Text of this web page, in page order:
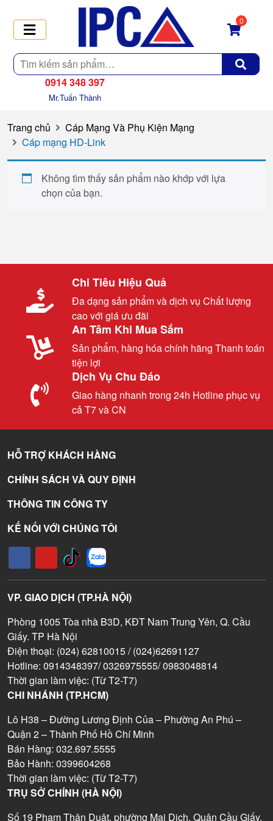
Tìm
kiếm
0
0914 348 397
Mr.Tuấn Thành
Trang chủ
Cáp Mạng Và Phụ Kiện Mạng
Cáp mạng HD-Link
Không tìm thấy sản phẩm nào khớp với lựa
chọn của bạn.
Chi Tiêu Hiệu Quả
Đa dạng sản phẩm và dịch vụ Chất lượng
cao với giá ưu đãi
An Tâm Khi Mua Sắm
Sản phẩm, hàng hóa chính hãng Thanh toán
tiện lợi
Dịch Vụ Chu Đáo
Giao hàng nhanh trong 24h Hotline phục vụ
cả T7 và CN
HỖ TRỢ KHÁCH HÀNG
CHÍNH SÁCH VÀ QUY ĐỊNH
THÔNG TIN CÔNG TY
KẾ NỐI VỚI CHÚNG TÔI
VP. GIAO DỊCH (TP.HÀ NỘI)
Phòng 1005 Tòa nhà B3D, KĐT Nam Trung Yên, Q. Cầu
Giấy. TP Hà Nội
Điện thoại: (024) 62810015 / (024)62691127
Hotline: 0914348397/ 0326975555/ 0983048814
Thời gian làm việc: (Từ T2-T7)
CHI NHÁNH (TP.HCM)
Lô H38 – Đường Lương Định Của – Phường An Phú –
Quận 2 – Thành Phố Hồ Chí Minh
Bán Hàng: 032.697.5555
Bảo Hành: 0399604268
Thời gian làm việc: (Từ T2-T7)
TRỤ SỞ CHÍNH (HÀ NỘI)
Số 19 Phạm Thận Duật, phường Mai Dịch, Quận Cầu Giấy,